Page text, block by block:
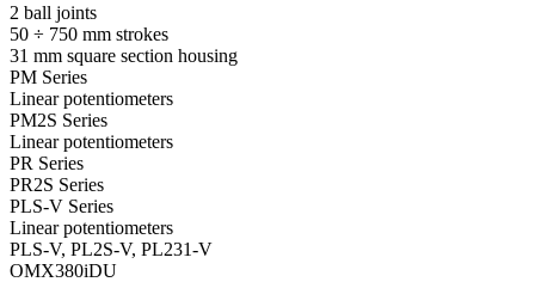
2 ball joints
50 ÷ 750 mm strokes
31 mm square section housing
PM Series
Linear potentiometers
PM2S Series
Linear potentiometers
PR Series
PR2S Series
PLS-V Series
Linear potentiometers
PLS-V, PL2S-V, PL231-V
OMX380iDU